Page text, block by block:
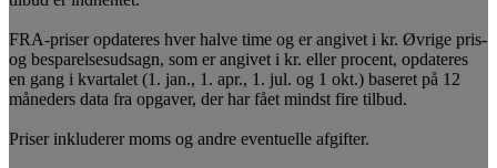
FRA-priser opdateres hver halve time og er angivet i kr. Øvrige pris-
og besparelsesudsagn, som er angivet i kr. eller procent, opdateres
en gang i kvartalet (1. jan., 1. apr., 1. jul. og 1 okt.) baseret på 12
måneders data fra opgaver, der har fået mindst fire tilbud.
Priser inkluderer moms og andre eventuelle afgifter.